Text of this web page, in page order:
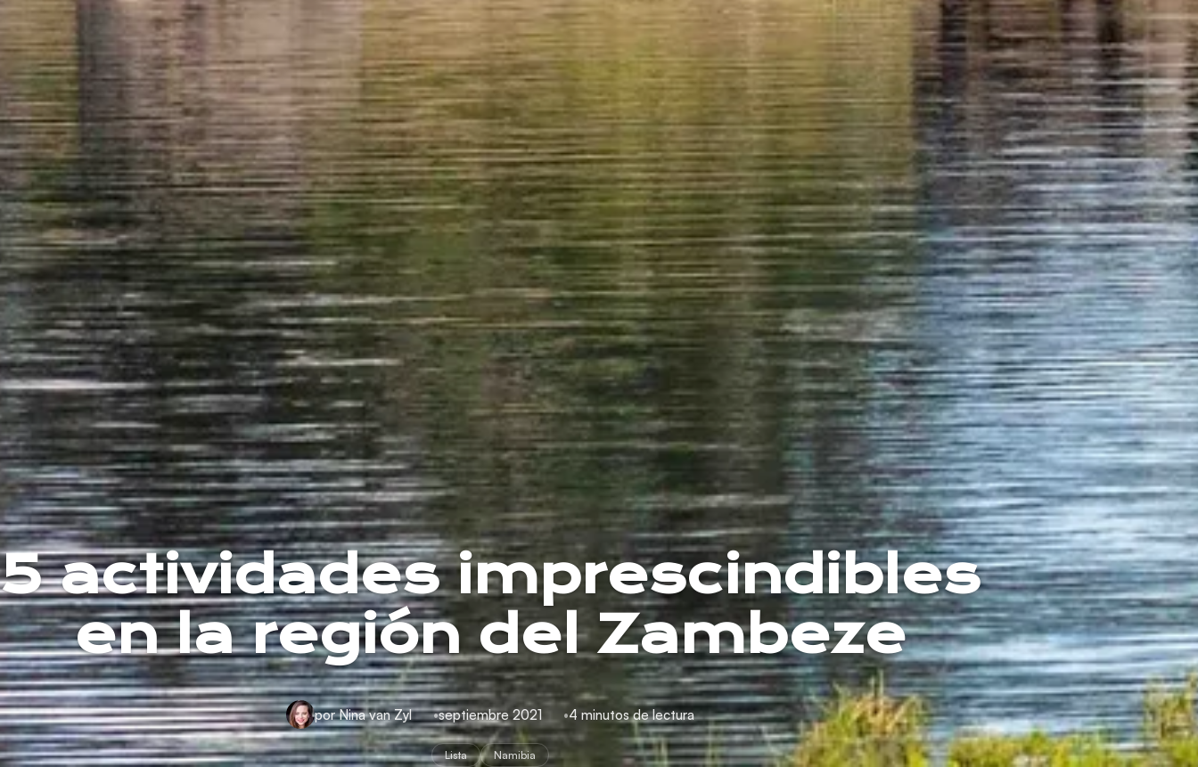
5 actividades imprescindibles
en la región del Zambeze
por Nina van Zyl septiembre 2021 4 minutos de lectura
Lista Namibia